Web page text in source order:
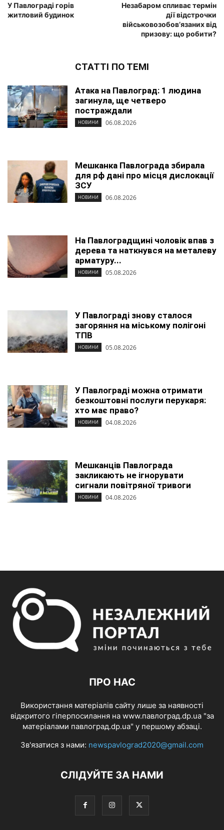
У Павлограді горів
житловий будинок
Незабаром спливає термін
дії відстрочки
військовозобов’язаних від
призову: що робити?
СТАТТІ ПО ТЕМІ
Атака на Павлоград: 1 людина
загинула, ще четверо
постраждали
НОВИНИ 06.08.2026
Мешканка Павлограда збирала
для рф дані про місця дислокації
ЗСУ
НОВИНИ 06.08.2026
На Павлоградщині чоловік впав з
дерева та наткнувся на металеву
арматуру...
НОВИНИ 05.08.2026
У Павлограді знову сталося
загоряння на міському полігоні
ТПВ
НОВИНИ 05.08.2026
У Павлограді можна отримати
безкоштовні послуги перукаря:
хто має право?
НОВИНИ 04.08.2026
Мешканців Павлограда
закликають не ігнорувати
сигнали повітряної тривоги
НОВИНИ 04.08.2026
ПРО НАС
Використання матеріалів сайту лише за наявності
відкритого гіперпосилання на www.павлоград.dp.ua "за
матеріалами павлоград.dp.ua" у першому абзаці.
Зв'язатися з нами: newspavlograd2020@gmail.com
СЛІДУЙТЕ ЗА НАМИ